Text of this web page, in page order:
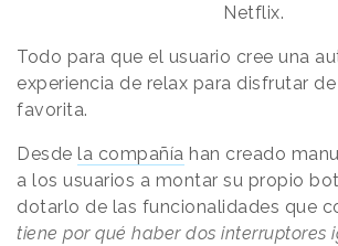
Netflix.
Todo para que el usuario cree una
experiencia de relax para disfrutar
favorita.
Desde la compañía han creado
a los usuarios a montar su propio
dotarlo de las funcionalidades que
tiene por qué haber dos interruptores